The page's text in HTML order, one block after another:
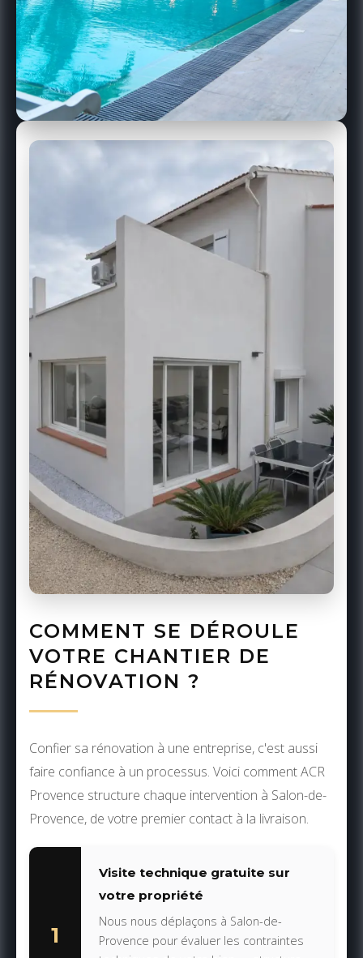
UN SEUL
INTERLOCUTEUR POUR
VOTRE CHANTIER À
SALON-DE-PROVENCE
Chez ACR Provence, nous ne sous-traitons pas à la
chaîne. Nos maçons, carreleurs, plaquistes et peintres
travaillent ensemble, sous la supervision d'un
conducteur de travaux dédié à votre projet. Résultat :
de finition uniforme.
COMMENT SE DÉROULE
VOTRE CHANTIER DE
RÉNOVATION ?
Confier sa rénovation à une entreprise, c'est aussi
faire confiance à un processus. Voici comment ACR
Provence structure chaque intervention à Salon-de-
Provence, de votre premier contact à la livraison.
1
Visite technique gratuite sur
votre propriété
Nous nous déplaçons à Salon-de-
Provence pour évaluer les contraintes